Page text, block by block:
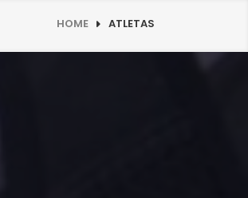
HOME ATLETAS